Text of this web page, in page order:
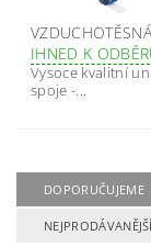
IHNED K
Vysoce kvalitní
spoje -...
DOPORUČUJEME
NEJPRODÁVANĚJŠÍ